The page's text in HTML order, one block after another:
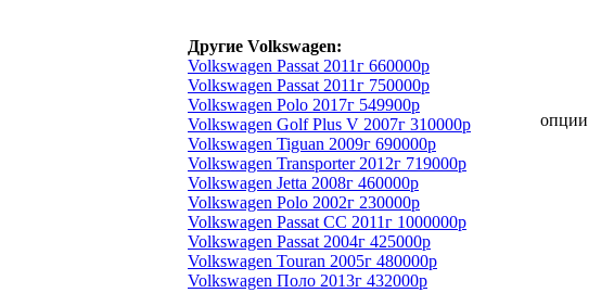
Другие Volkswagen:
Volkswagen Passat 2011г 660000р
Volkswagen Passat 2011г 750000р
Volkswagen Polo 2017г 549900р
Volkswagen Golf Plus V 2007г 310000р
Volkswagen Tiguan 2009г 690000р
Volkswagen Transporter 2012г 719000р
Volkswagen Jetta 2008г 460000р
Volkswagen Polo 2002г 230000р
Volkswagen Passat CC 2011г 1000000р
Volkswagen Passat 2004г 425000р
Volkswagen Touran 2005г 480000р
Volkswagen Поло 2013г 432000р
опции